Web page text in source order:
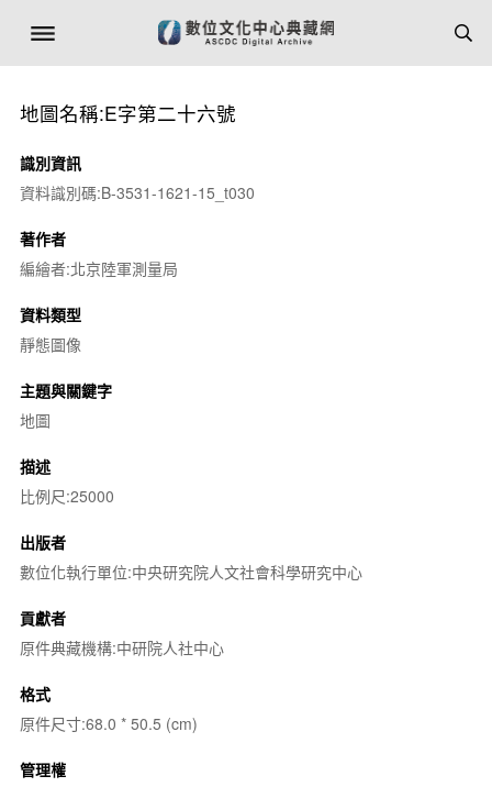
地圖名稱:E字第二十六號
識別資訊
資料識別碼:B-3531-1621-15_t030
著作者
編繪者:北京陸軍測量局
資料類型
靜態圖像
主題與關鍵字
地圖
描述
比例尺:25000
出版者
數位化執行單位:中央研究院人文社會科學研究中心
貢獻者
原件典藏機構:中研院人社中心
格式
原件尺寸:68.0 * 50.5 (cm)
管理權